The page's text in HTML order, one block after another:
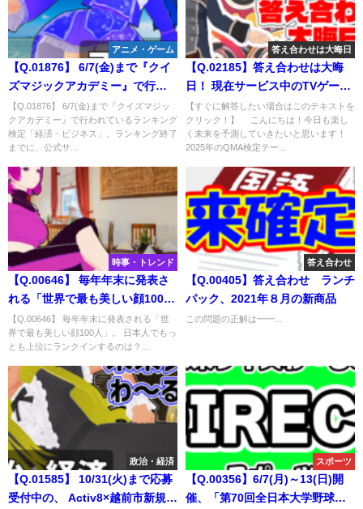
アニメ・ゲーム
【Q.01876】 6/7(金)まで『クイ
ズマジックアカデミー』で行わ
れているランキング検定「経
済・ビジネス」。ランキング終
了までに、公式サイトに掲載さ
ヤーの人数は？
【Q.01876】 6/7(金)まで『クイズマジッ
クアカデミー』で行われているランキング
検定「経済・ビジネス」。ランキング終了
までに、公式サ...
答え合わせは大晦日
【Q.02185】答え合わせは大晦
日！ 現在サービス中のTVゲーム
「クイズマジックアカデミー」
シリーズ。選択肢のうち、2025
年の検定テーマとして実装され
【すぐに解答したい場合はこのテキストを
クリック！】 こんにちは！今日も楽し
く未来を予測していきたいと思います！
2025年のQMA検定テー...
時事・トレンド
【Q.00646】 毎年年末に発表さ
れる「世界で最も美しい顔100
人」。 日本人でもっとも上位に
ランクインするのは？
【Q.00646】 毎年年末に発表される「世
界で最も美しい顔100人」。 日本人でもっ
とも上位にランクインするのは？...
答え合わせ
【Q.00405】答え合わせ ランチ
パック、2021年８月の新商品
この問題の正解は━━...
政治・経済
【Q.01585】 10/31(火)まで応募
受付中の、 Activ8×越前市新規
スポーツ
【Q.00356】6/7(月)～13(日)開
催、「第70回全日本大学野球選